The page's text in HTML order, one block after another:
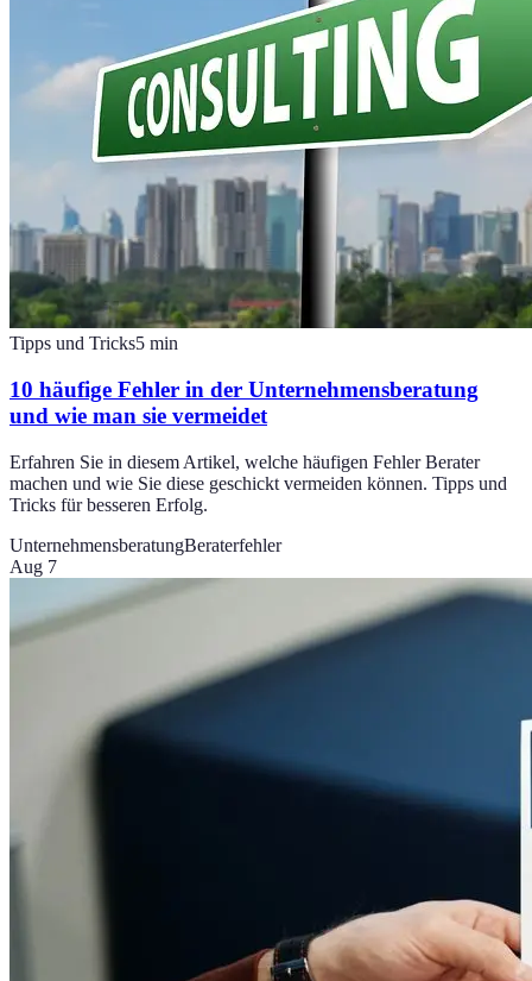
Tipps und Tricks5 min
10 häufige Fehler in der Unternehmensberatung
und wie man sie vermeidet
Erfahren Sie in diesem Artikel, welche häufigen Fehler Berater
machen und wie Sie diese geschickt vermeiden können. Tipps und
Tricks für besseren Erfolg.
UnternehmensberatungBeraterfehler
Aug 7